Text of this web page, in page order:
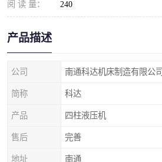
阅 读 量： 240
产品描述
公司 南通科达机床制造有限公司
简称 科达
产品 四柱液压机
售后 完善
地址 南通